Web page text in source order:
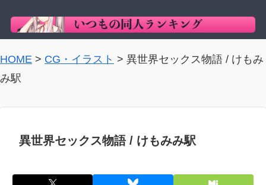
HOME > CG・イラスト > 異世界セックス物語 / けもみ
み駅
異世界セックス物語 / けもみみ駅